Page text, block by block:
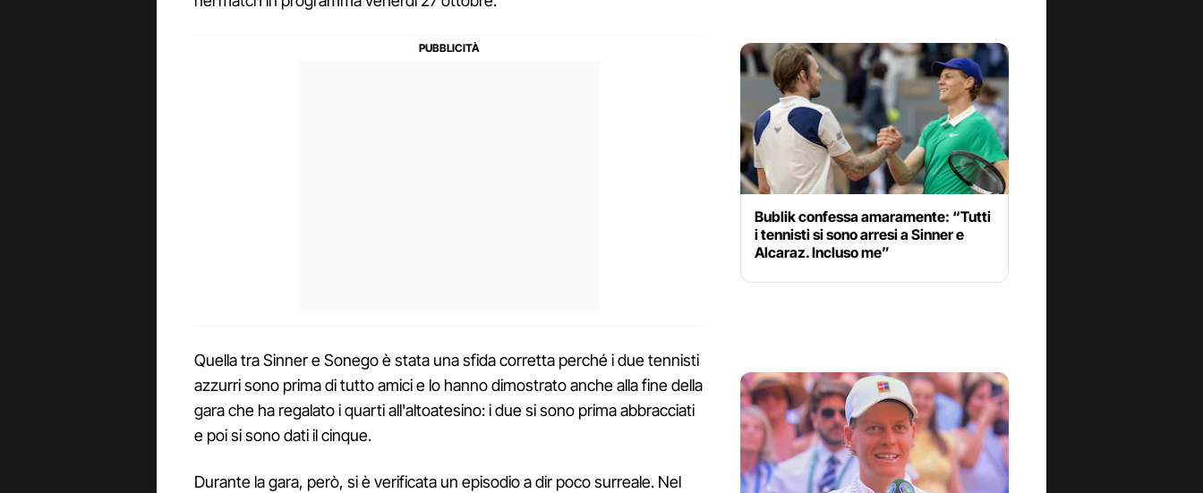
Quella tra Sinner e Sonego è stata una sfida corretta perché i due tennisti
azzurri sono prima di tutto amici e lo hanno dimostrato anche alla fine della
gara che ha regalato i quarti all'altoatesino: i due si sono prima abbracciati
e poi si sono dati il cinque.
Durante la gara, però, si è verificata un episodio a dir poco surreale. Nel
Bublik confessa amaramente: “Tutti
i tennisti si sono arresi a Sinner e
Alcaraz. Incluso me”